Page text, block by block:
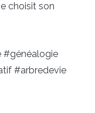
choisit son
#généalogie
#arbredevie